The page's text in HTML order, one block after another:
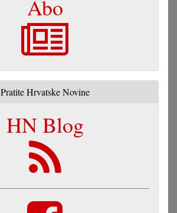
Abo
Pratite Hrvatske Novine
HN Blog